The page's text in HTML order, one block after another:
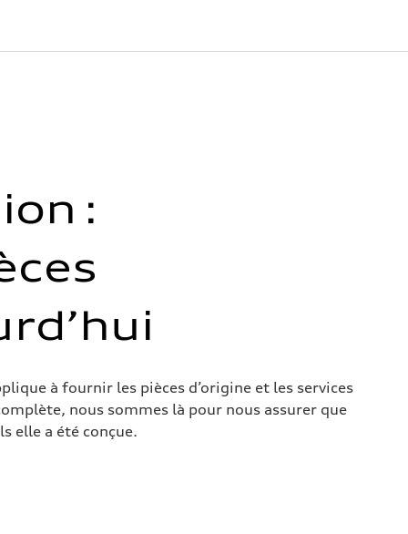
:
à fournir les pièces d’origine et les services
nous sommes là pour nous assurer que
elle a été conçue.